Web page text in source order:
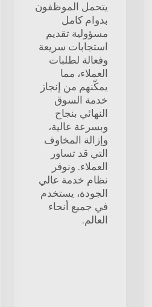
يتحمل الموظفون
بدوام كامل
مسؤولية تقديم
استجابات سريعة
وفعالة لطلبات
العملاء، مما
يمكّنهم من إنجاز
خدمة السوق
النهائي بنجاح
وبسرعة عالية،
وإزالة المخاوف
التي قد تساور
العملاء. ونوفر
نظام خدمة عالي
الجودة، يستخدم
في جميع أنحاء
العالم.